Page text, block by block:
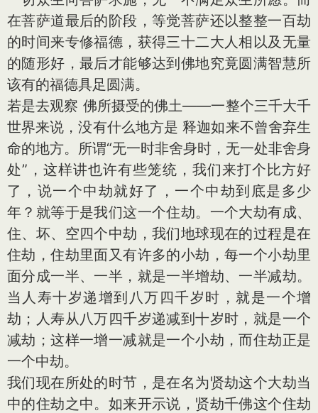
在菩萨道最后的阶段，等觉菩萨还以整整一百劫
的时间来专修福德，获得三十二大人相以及无量
的随形好，最后才能够达到佛地究竟圆满智慧所
该有的福德具足圆满。
若是去观察 佛所摄受的佛土——一整个三千大千
世界来说，没有什么地方是 释迦如来不曾舍弃生
命的地方。所谓“无一时非舍身时，无一处非舍身
处”，这样讲也许有些笼统，我们来打个比方好
了，说一个中劫就好了，一个中劫到底是多少
年？就等于是我们这一个住劫。一个大劫有成、
住、坏、空四个中劫，我们地球现在的过程是在
住劫，住劫里面又有许多的小劫，每一个小劫里
面分成一半、一半，就是一半增劫、一半减劫。
当人寿十岁递增到八万四千岁时，就是一个增
劫；人寿从八万四千岁递减到十岁时，就是一个
减劫；这样一增一减就是一个小劫，而住劫正是
一个中劫。
我们现在所处的时节，是在名为贤劫这个大劫当
中的住劫之中。如来开示说，贤劫千佛这个住劫